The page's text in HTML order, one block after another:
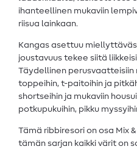
ihanteellinen mukaviin
riisua lainkaan.
Kangas asettuu
joustavuus tekee siitä
Täydellinen perusvaatteisiin
toppeihin, t-paitoihin ja
shortseihin ja mukaviin
potkupukuihin, pikku
Tämä ribbiresori on osa Mix
tämän sarjan kaikki värit on